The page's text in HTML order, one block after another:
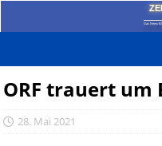
Das News-
ORF trauert um
28. Mai 2021